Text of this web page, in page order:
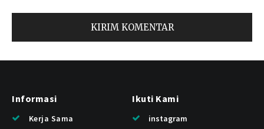
Informasi
Kerja Sama
Ikuti Kami
instagram